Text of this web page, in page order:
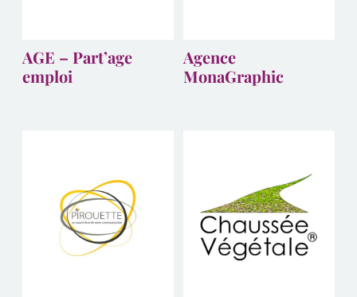
AGE – Part’age
emploi
Agence
MonaGraphic